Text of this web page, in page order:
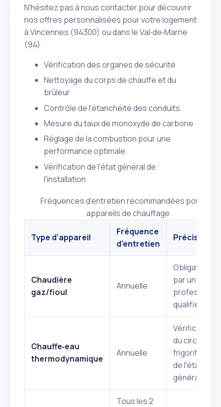
N'hésitez pas à nous contacter pour découvrir
nos offres personnalisées pour votre logement
à Vincennes (94300) ou dans le Val‑de‑Marne
(94).
Vérification des organes de sécurité
Nettoyage du corps de chauffe et du
brûleur
Contrôle de l'étanchéité des conduits
Mesure du taux de monoxyde de carbone
Réglage de la combustion pour une
performance optimale
Vérification de l'état général de
l'installation
Fréquences d'entretien recommandées pour les
appareils de chauffage
Type d'appareil
Fréquence
d'entretien
Précisions
Chaudière
gaz/fioul
Annuelle
Obligatoire
par un
qualifié.
Chauffe‑eau
thermodynamique
Annuelle
Vérification
du circuit
frigorifique
de l'état
général.
Tous les 2